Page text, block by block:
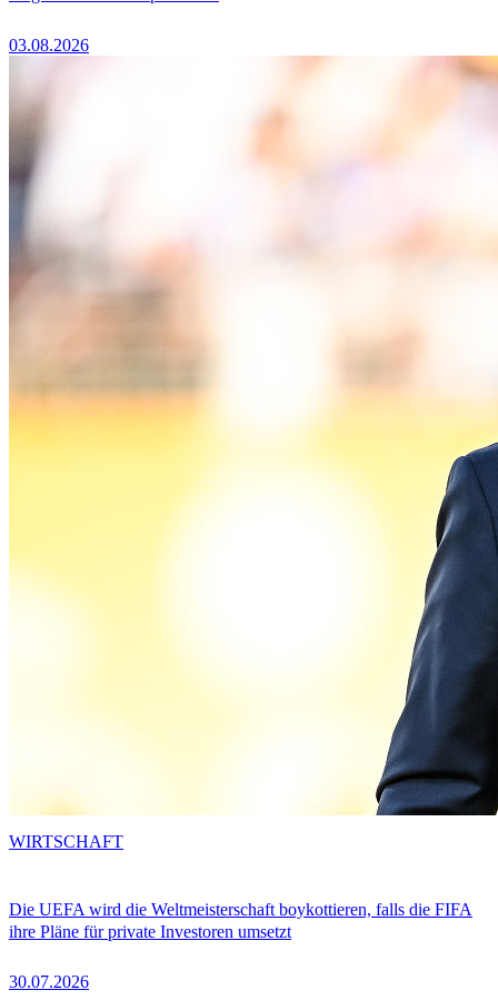
03.08.2026
Die UEFA wird die Weltmeisterschaft boykottieren, falls die FIFA
ihre Pläne für private Investoren umsetzt
30.07.2026
WIRTSCHAFT